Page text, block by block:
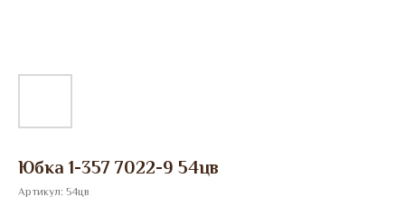
Юбка 1-357 7022-9 54цв
Артикул: 54цв